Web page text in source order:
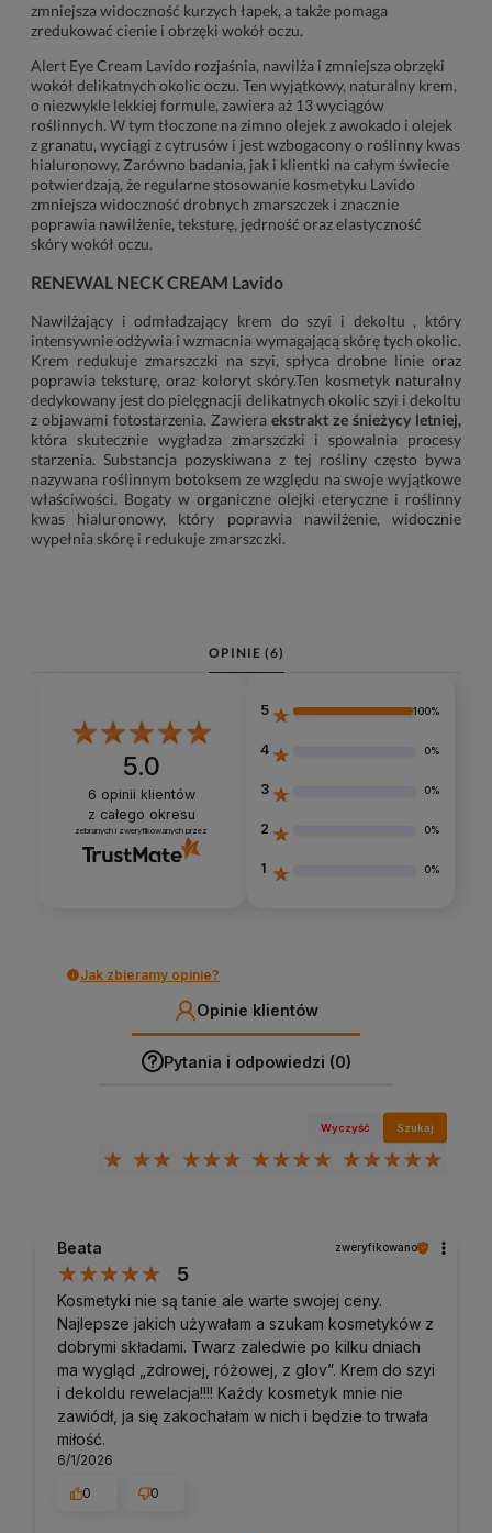
zmniejsza widoczność kurzych łapek, a także pomaga
zredukować cienie i obrzęki wokół oczu.
Alert Eye Cream Lavido rozjaśnia, nawilża i zmniejsza obrzęki
wokół delikatnych okolic oczu. Ten wyjątkowy, naturalny krem,
o niezwykle lekkiej formule, zawiera aż 13 wyciągów
roślinnych. W tym tłoczone na zimno olejek z awokado i olejek
z granatu, wyciągi z cytrusów i jest wzbogacony o roślinny kwas
hialuronowy. Zarówno badania, jak i klientki na całym świecie
potwierdzają, że regularne stosowanie kosmetyku Lavido
zmniejsza widoczność drobnych zmarszczek i znacznie
poprawia nawilżenie, teksturę, jędrność oraz elastyczność
skóry wokół oczu.
RENEWAL NECK CREAM Lavido
Nawilżający i odmładzający krem do szyi i dekoltu , który
intensywnie odżywia i wzmacnia wymagającą skórę tych okolic.
Krem redukuje zmarszczki na szyi, spłyca drobne linie oraz
poprawia teksturę, oraz koloryt skóry.Ten kosmetyk naturalny
dedykowany jest do pielęgnacji delikatnych okolic szyi i dekoltu
z objawami fotostarzenia. Zawiera ekstrakt ze śnieżycy letniej,
która skutecznie wygładza zmarszczki i spowalnia procesy
starzenia. Substancja pozyskiwana z tej rośliny często bywa
nazywana roślinnym botoksem ze względu na swoje wyjątkowe
właściwości. Bogaty w organiczne olejki eteryczne i roślinny
kwas hialuronowy, który poprawia nawilżenie, widocznie
wypełnia skórę i redukuje zmarszczki.
OPINIE (6)
5.0
6 opinii klientów
z całego okresu
zebranych i zweryfikowanych przez
5 100%
4 0%
3 0%
2 0%
1 0%
Jak zbieramy opinie?
Opinie klientów
Pytania i odpowiedzi (0)
Wyczyść Szukaj
Beata zweryfikowano
5
Kosmetyki nie są tanie ale warte swojej ceny.
Najlepsze jakich używałam a szukam kosmetyków z
dobrymi składami. Twarz zaledwie po kilku dniach
ma wygląd „zdrowej, różowej, z glov”. Krem do szyi
i dekoldu rewelacja!!!! Każdy kosmetyk mnie nie
zawiódł, ja się zakochałam w nich i będzie to trwała
miłość.
6/1/2026
0
0